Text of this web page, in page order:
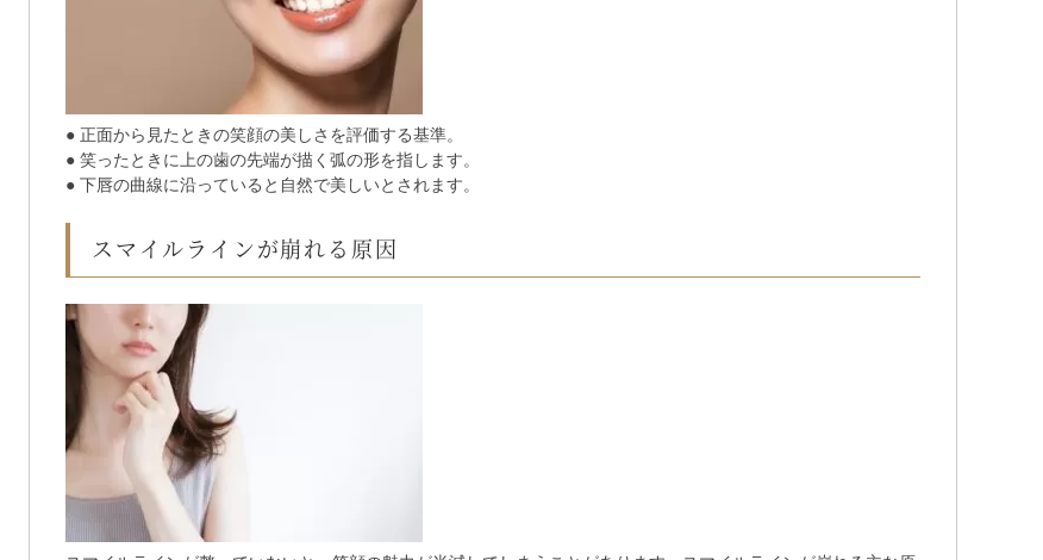
● 正面から見たときの笑顔の美しさを評価する基準。
● 笑ったときに上の歯の先端が描く弧の形を指します。
● 下唇の曲線に沿っていると自然で美しいとされます。
スマイルラインが崩れる原因